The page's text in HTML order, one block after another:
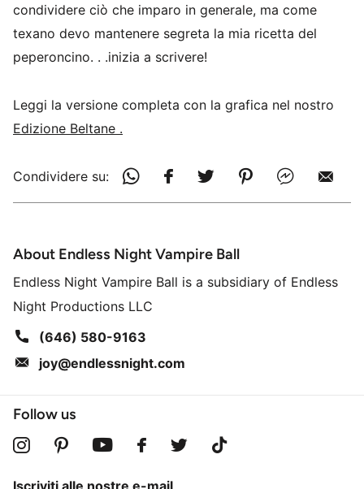
condividere ciò che imparo in generale, ma come
texano devo mantenere segreta la mia ricetta del
peperoncino. . .inizia a scrivere!
Leggi la versione completa con la grafica nel nostro
Edizione Beltane .
Condividere su:
About Endless Night Vampire Ball
Endless Night Vampire Ball is a subsidiary of Endless
Night Productions LLC
(646) 580-9163
joy@endlessnight.com
Follow us
Iscriviti alle nostre e-mail